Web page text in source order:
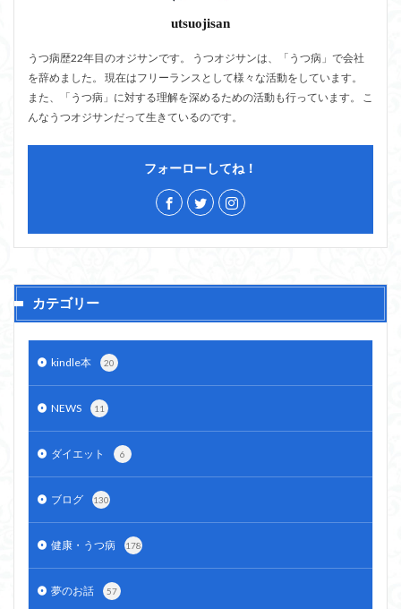
utsuojisan
うつ病歴22年目のオジサンです。 うつオジサンは、「うつ病」で会社
を辞めました。 現在はフリーランスとして様々な活動をしています。
また、「うつ病」に対する理解を深めるための活動も行っています。 こ
んなうつオジサンだって生きているのです。
フォーローしてね！
カテゴリー
kindle本 20
NEWS 11
ダイエット 6
ブログ 130
健康・うつ病 178
夢のお話 57